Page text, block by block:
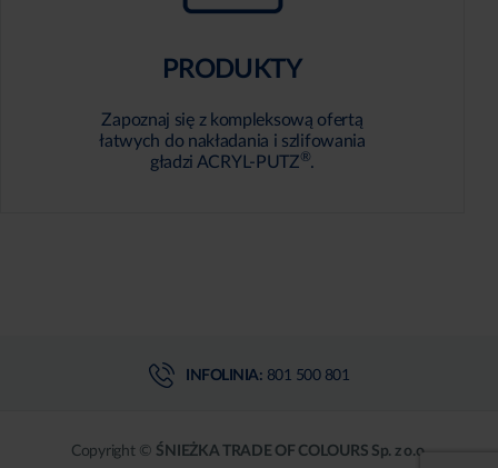
PRODUKTY
Zapoznaj się z kompleksową ofertą
łatwych do nakładania i szlifowania
gładzi ACRYL-PUTZ®.
INFOLINIA: 801 500 801
Copyright © ŚNIEŻKA TRADE OF COLOURS Sp. z o.o.